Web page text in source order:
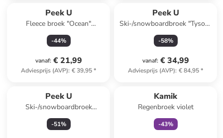
Peek U
Fleece broek "Ocean"
groen/donkerblauw
-44%
vanaf: € 21,99
Adviesprijs (AVP): € 39,95*
Peek U
Ski-/snowboardbroek "Tyson"
zwart
-58%
vanaf: € 34,99
Adviesprijs (AVP): € 84,95*
Peek U
Ski-/snowboardbroek
"Sapphire" paars
-51%
Kamik
Regenbroek violet
-43%